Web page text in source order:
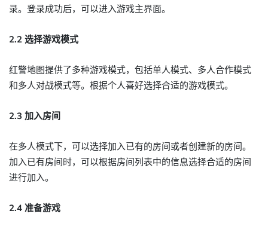
录。登录成功后，可以进入游戏主界面。
2.2 选择游戏模式
红警地图提供了多种游戏模式，包括单人模式、多人合作模式
和多人对战模式等。根据个人喜好选择合适的游戏模式。
2.3 加入房间
在多人模式下，可以选择加入已有的房间或者创建新的房间。
加入已有房间时，可以根据房间列表中的信息选择合适的房间
进行加入。
2.4 准备游戏